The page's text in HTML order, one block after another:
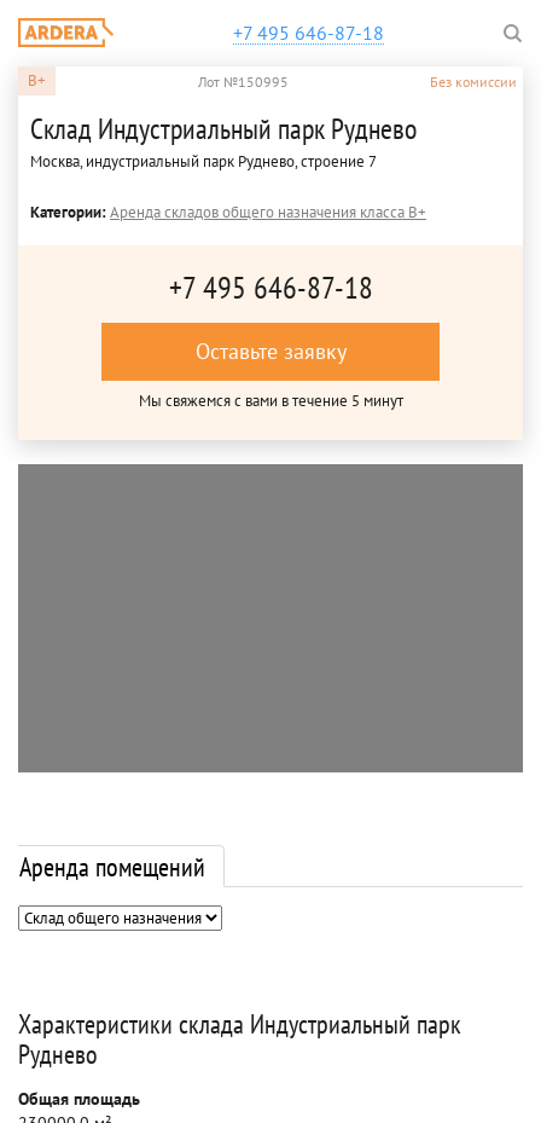
+7 495 646-87-18
B+ Лот №150995 Без комиссии
Склад Индустриальный парк Руднево
Москва, индустриальный парк Руднево, строение 7
Категории:Аренда складов общего назначения класса B+
+7 495 646-87-18
Оставьте заявку
Мы свяжемся с вами в течение 5 минут
Аренда помещений
Характеристики склада Индустриальный парк
Руднево
Общая площадь